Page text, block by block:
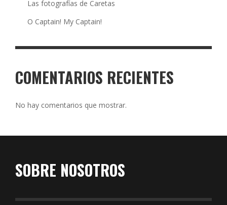
Las fotografías de Caretas
O Captain! My Captain!
COMENTARIOS RECIENTES
No hay comentarios que mostrar.
SOBRE NOSOTROS